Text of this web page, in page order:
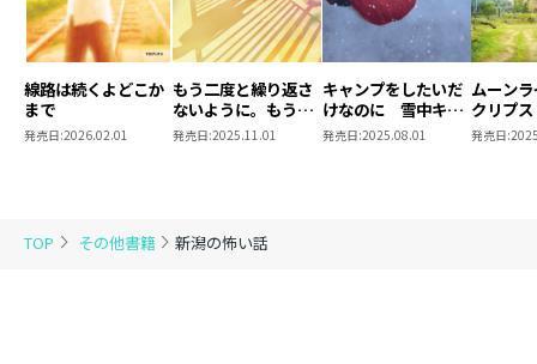
TOP その他書籍 新潟の怖い話
線路は続くよどこか
まで
発売日:2026.02.01
もう二度と繰り返さ
ないように。もう一
度、君と死ぬ。
発売日:2025.11.01
キャンプをしたいだ
けなのに 雪中キャ
ンプ編
発売日:2025.08.01
ムーン
クリプス
発売日: